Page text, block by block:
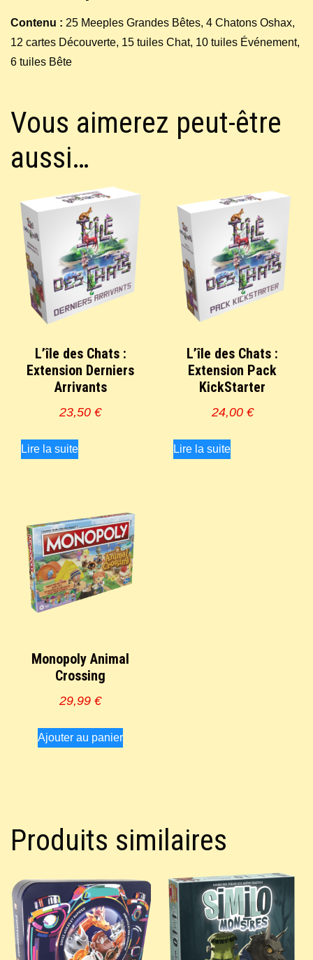
Contenu : 25 Meeples Grandes Bêtes, 4 Chatons Oshax,
12 cartes Découverte, 15 tuiles Chat, 10 tuiles Événement,
6 tuiles Bête
Vous aimerez peut-être
aussi…
L’île des Chats :
Extension Derniers
Arrivants
23,50€
Lire la suite
L’île des Chats :
Extension Pack
KickStarter
24,00 €
Lire la suite
Monopoly Animal
Crossing
29,99€
Ajouter au panier
Produits similaires